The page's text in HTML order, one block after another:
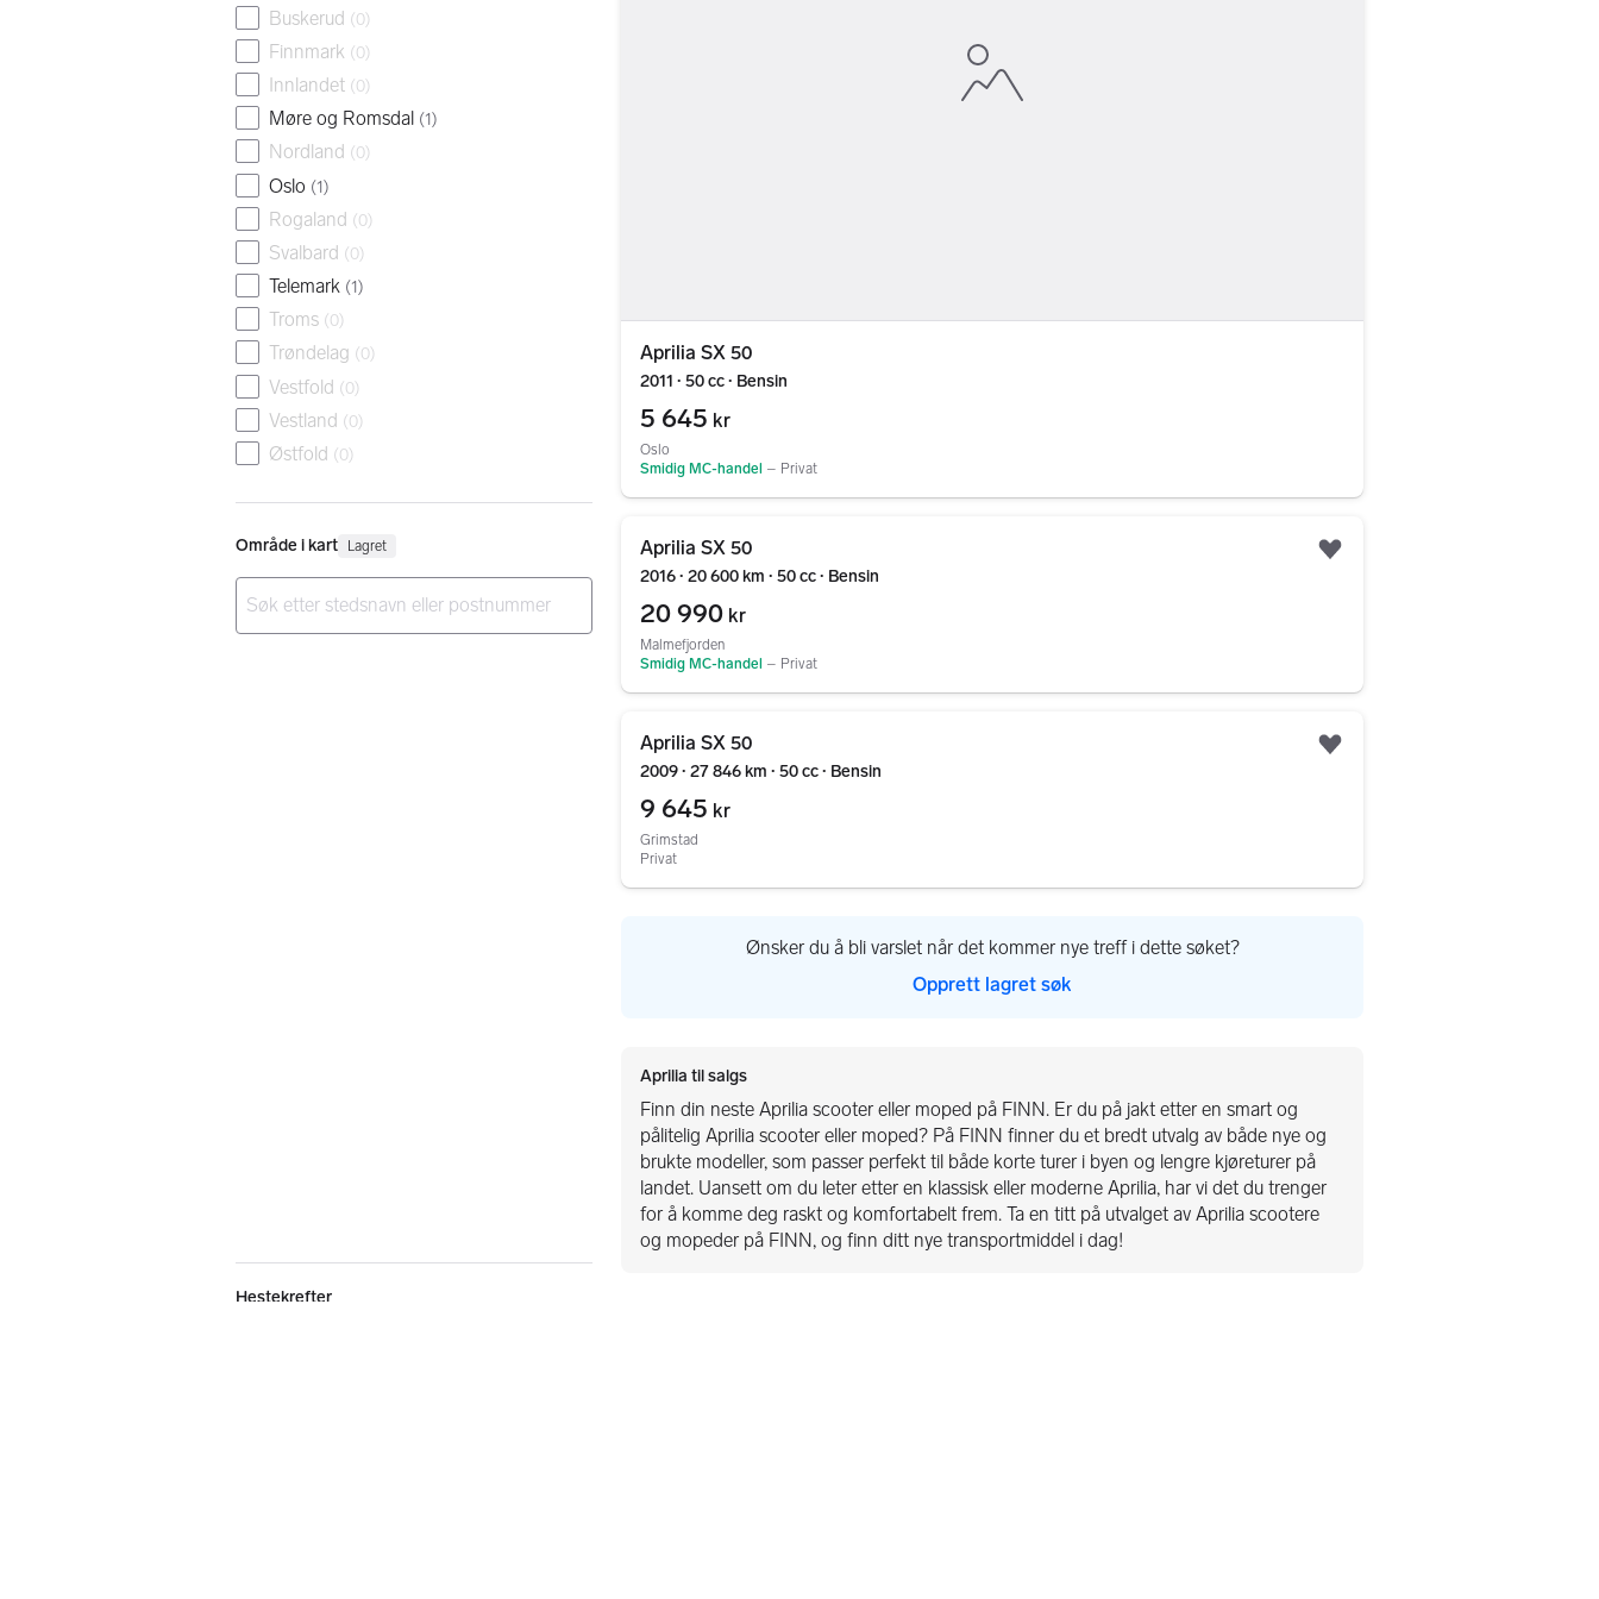
Buskerud (0)
Finnmark (0)
Innlandet (0)
Møre og Romsdal (1)
Nordland (0)
Oslo (1)
Rogaland (0)
Svalbard (0)
Telemark (1)
Troms (0)
Trøndelag (0)
Vestfold (0)
Vestland (0)
Østfold (0)
Område i kart Lagret
Hestekrefter
Aprilia SX 50
2011 ∙ 50 cc ∙ Bensin
5 645 kr
Oslo
Smidig MC-handel – Privat
Aprilia SX 50
2016 ∙ 20 600 km ∙ 50 cc ∙ Bensin
20 990 kr
Malmefjorden
Smidig MC-handel – Privat
Aprilia SX 50
2009 ∙ 27 846 km ∙ 50 cc ∙ Bensin
9 645 kr
Grimstad
Privat
Ønsker du å bli varslet når det kommer nye treff i dette søket?
Opprett lagret søk
Aprilia til salgs
Finn din neste Aprilia scooter eller moped på FINN. Er du på jakt etter en smart og
pålitelig Aprilia scooter eller moped? På FINN finner du et bredt utvalg av både nye og
brukte modeller, som passer perfekt til både korte turer i byen og lengre kjøreturer på
landet. Uansett om du leter etter en klassisk eller moderne Aprilia, har vi det du trenger
for å komme deg raskt og komfortabelt frem. Ta en titt på utvalget av Aprilia scootere
og mopeder på FINN, og finn ditt nye transportmiddel i dag!